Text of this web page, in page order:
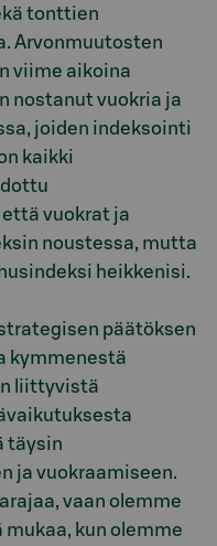
tonttien
Arvonmuutosten
viime aikoina
nostanut vuokria ja
joiden indeksointi
kaikki
vuokrat ja
noustessa, mutta
heikkenisi.
päätöksen
kymmenestä
liittyvistä
täysin
ja vuokraamiseen.
vaan olemme
kun olemme